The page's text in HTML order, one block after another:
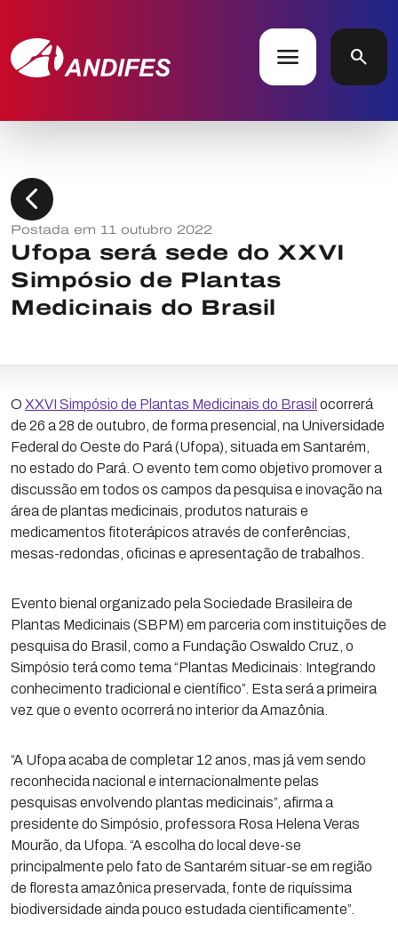
menu search
chevron_left
Postada em 11 outubro 2022
Ufopa será sede do XXVI
Simpósio de Plantas
Medicinais do Brasil
O XXVI Simpósio de Plantas Medicinais do Brasil ocorrerá
de 26 a 28 de outubro, de forma presencial, na Universidade
Federal do Oeste do Pará (Ufopa), situada em Santarém,
no estado do Pará. O evento tem como objetivo promover a
discussão em todos os campos da pesquisa e inovação na
área de plantas medicinais, produtos naturais e
medicamentos fitoterápicos através de conferências,
mesas-redondas, oficinas e apresentação de trabalhos.
Evento bienal organizado pela Sociedade Brasileira de
Plantas Medicinais (SBPM) em parceria com instituições de
pesquisa do Brasil, como a Fundação Oswaldo Cruz, o
Simpósio terá como tema “Plantas Medicinais: Integrando
conhecimento tradicional e científico”. Esta será a primeira
vez que o evento ocorrerá no interior da Amazônia.
“A Ufopa acaba de completar 12 anos, mas já vem sendo
reconhecida nacional e internacionalmente pelas
pesquisas envolvendo plantas medicinais”, afirma a
presidente do Simpósio, professora Rosa Helena Veras
Mourão, da Ufopa. “A escolha do local deve-se
principalmente pelo fato de Santarém situar-se em região
de floresta amazônica preservada, fonte de riquíssima
biodiversidade ainda pouco estudada cientificamente”.